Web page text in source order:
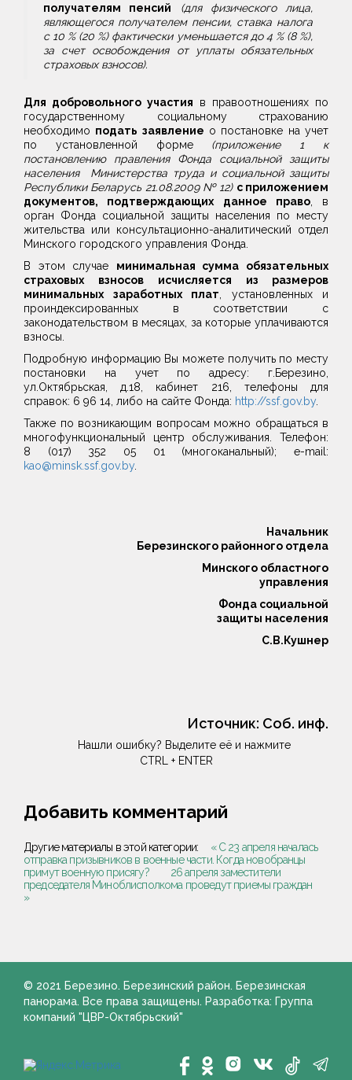
получателям пенсий
(для физического лица,
являющегося получателем пенсии, ставка налога
с 10 % (20 %) фактически уменьшается до 4 % (8 %),
за счет освобождения от уплаты обязательных
страховых взносов).
Для добровольного участия в правоотношениях по
государственному социальному страхованию
необходимо подать заявление о постановке на учет
по установленной форме (приложение 1 к
постановлению правления Фонда социальной защиты
населения Министерства труда и социальной защиты
Республики Беларусь 21.08.2009 № 12) с приложением
документов, подтверждающих данное право, в
орган Фонда социальной защиты населения по месту
жительства или консультационно-аналитический отдел
Минского городского управления Фонда.
В этом случае минимальная сумма обязательных
страховых взносов
исчисляется из размеров
минимальных заработных плат , установленных и
проиндексированных в соответствии с
законодательством в месяцах, за которые уплачиваются
взносы.
Подробную информацию Вы можете получить по месту
постановки на учет по адресу: г.Березино,
ул.Октябрьская, д.18, кабинет 216, телефоны для
справок: 6 96 14, либо на сайте Фонда: http://ssf.gov.by.
Также по возникающим вопросам можно обращаться в
многофункциональный центр обслуживания. Телефон:
8 (017) 352 05 01 (многоканальный); e-mail:
kao@minsk.ssf.gov.by.
Начальник
Березинского районного отдела
Минского областного
управления
Фонда социальной
защиты населения
C.В.Кушнер
Источник: Соб. инф.
Нашли ошибку? Выделите её и нажмите
CTRL + ENTER
Добавить комментарий
Другие материалы в этой категории:
« С 23 апреля началась
отправка призывников в военные части. Когда новобранцы
примут военную присягу?
26 апреля заместители
председателя Миноблисполкома проведут приемы граждан
»
© 2021 Березино. Березинский район. Березинская
панорама. Все права защищены. Разработка: Группа
компаний "ЦВР-Октябрьский"